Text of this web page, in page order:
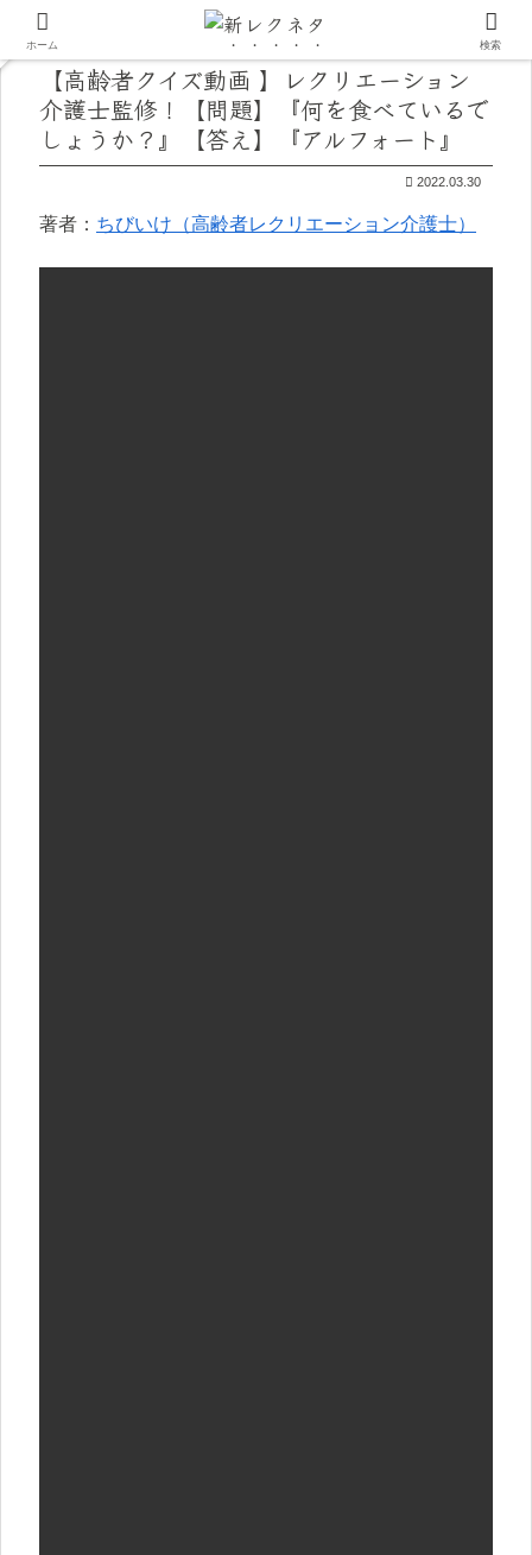
【高齢者クイズ動画 】レクリエーション
介護士監修！【問題】『何を食べているで
しょうか？』【答え】『アルフォート』
2022.03.30
著者： ちびいけ（高齢者レクリエーション介護士）
ホーム 検索